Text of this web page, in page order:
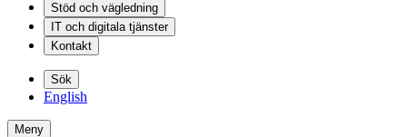
Stöd och vägledning
IT och digitala tjänster
Kontakt
Sök
English
Meny